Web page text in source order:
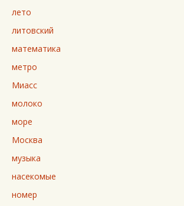
лето
литовский
математика
метро
Миасс
молоко
море
Москва
музыка
насекомые
номер